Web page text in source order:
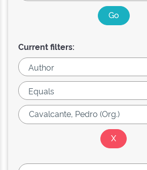
Current filters: